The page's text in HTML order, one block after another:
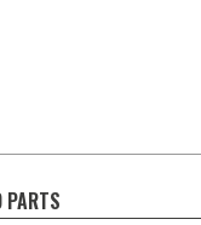
PARTS